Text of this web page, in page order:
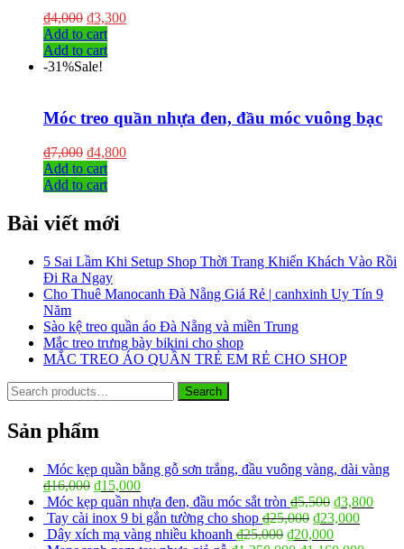
₫4,000 ₫3,300
Add to cart
Add to cart
-31%Sale!
Móc treo quần nhựa đen, đầu móc vuông bạc
₫7,000 ₫4,800
Add to cart
Add to cart
Bài viết mới
5 Sai Lầm Khi Setup Shop Thời Trang Khiến Khách Vào Rồi
Đi Ra Ngay
Cho Thuê Manocanh Đà Nẵng Giá Rẻ | canhxinh Uy Tín 9
Năm
Sào kệ treo quần áo Đà Nẵng và miền Trung
Mắc treo trưng bày bikini cho shop
MẮC TREO ÁO QUẦN TRẺ EM RẺ CHO SHOP
Search
for:
Search
Sản phẩm
Móc kẹp quần bằng gỗ sơn trắng, đầu vuông vàng, dài vàng
₫16,000 ₫15,000
Móc kẹp quần nhựa đen, đầu móc sắt tròn ₫5,500 ₫3,800
Tay cài inox 9 bi gắn tường cho shop ₫25,000 ₫23,000
Dây xích mạ vàng nhiều khoanh ₫25,000 ₫20,000